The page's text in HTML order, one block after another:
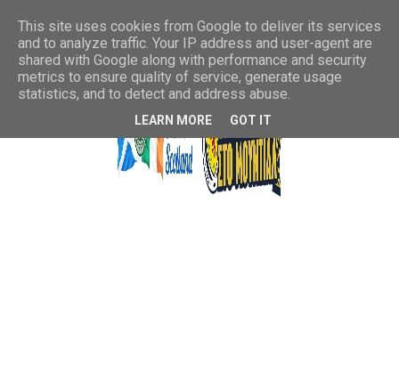
This site uses cookies from Google to deliver its services
and to analyze traffic. Your IP address and user-agent are
shared with Google along with performance and security
metrics to ensure quality of service, generate usage
statistics, and to detect and address abuse.
LEARN MORE GOT IT